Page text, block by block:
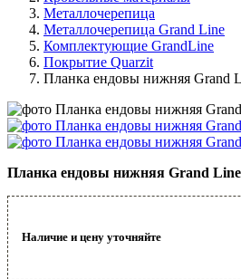
Металлочерепица
Металлочерепица Grand Line
Комплектующие GrandLine
Покрытие Quarzit
Планка ендовы нижняя Grand
Планка ендовы нижняя Grand
Наличие и цену уточняйте